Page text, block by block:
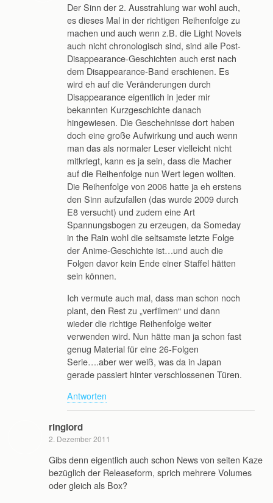
Der Sinn der 2. Ausstrahlung war wohl auch,
es dieses Mal in der richtigen Reihenfolge zu
machen und auch wenn z.B. die Light Novels
auch nicht chronologisch sind, sind alle Post-
Disappearance-Geschichten auch erst nach
dem Disappearance-Band erschienen. Es
wird eh auf die Veränderungen durch
Disappearance eigentlich in jeder mir
bekannten Kurzgeschichte danach
hingewiesen. Die Geschehnisse dort haben
doch eine große Aufwirkung und auch wenn
man das als normaler Leser vielleicht nicht
mitkriegt, kann es ja sein, dass die Macher
auf die Reihenfolge nun Wert legen wollten.
Die Reihenfolge von 2006 hatte ja eh erstens
den Sinn aufzufallen (das wurde 2009 durch
E8 versucht) und zudem eine Art
Spannungsbogen zu erzeugen, da Someday
in the Rain wohl die seltsamste letzte Folge
der Anime-Geschichte ist…und auch die
Folgen davor kein Ende einer Staffel hätten
sein können.
Ich vermute auch mal, dass man schon noch
plant, den Rest zu „verfilmen“ und dann
wieder die richtige Reihenfolge weiter
verwenden wird. Nun hätte man ja schon fast
genug Material für eine 26-Folgen
Serie….aber wer weiß, was da in Japan
gerade passiert hinter verschlossenen Türen.
Antworten
ringlord
2. Dezember 2011
Gibs denn eigentlich auch schon News von seiten Kaze
bezüglich der Releaseform, sprich mehrere Volumes
oder gleich als Box?